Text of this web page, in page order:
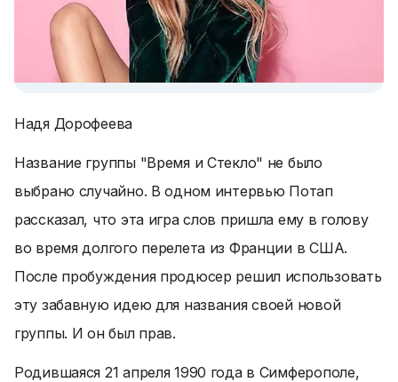
Надя Дорофеева
Название группы "Время и Стекло" не было
выбрано случайно. В одном интервью Потап
рассказал, что эта игра слов пришла ему в голову
во время долгого перелета из Франции в США.
После пробуждения продюсер решил использовать
эту забавную идею для названия своей новой
группы. И он был прав.
Родившаяся 21 апреля 1990 года в Симферополе,